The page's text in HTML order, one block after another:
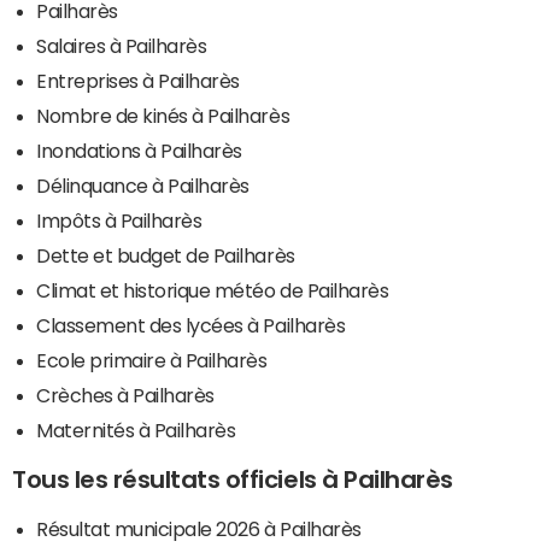
Pailharès
Salaires à Pailharès
Entreprises à Pailharès
Nombre de kinés à Pailharès
Inondations à Pailharès
Délinquance à Pailharès
Impôts à Pailharès
Dette et budget de Pailharès
Climat et historique météo de Pailharès
Classement des lycées à Pailharès
Ecole primaire à Pailharès
Crèches à Pailharès
Maternités à Pailharès
Tous les résultats officiels à Pailharès
Résultat municipale 2026 à Pailharès